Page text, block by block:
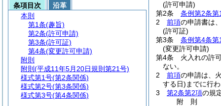
(許可申請)
第2条
条例第2条第
2
前項の申請書は
(許可証)
第3条
条例第4条第
(変更許可申請)
第4条
火入れの許
ない。
2
前項の申請は、
する日) までに行
3
第2条第2項の規
附 則
条項目次
沿革
本則
第1条(趣旨)
第2条(許可申請)
第3条(許可証)
第4条(変更許可申請)
附則
附則 (平成11年5月20日規則第21号)
様式第1号(第2条関係)
様式第2号(第3条関係)
様式第3号(第4条関係)